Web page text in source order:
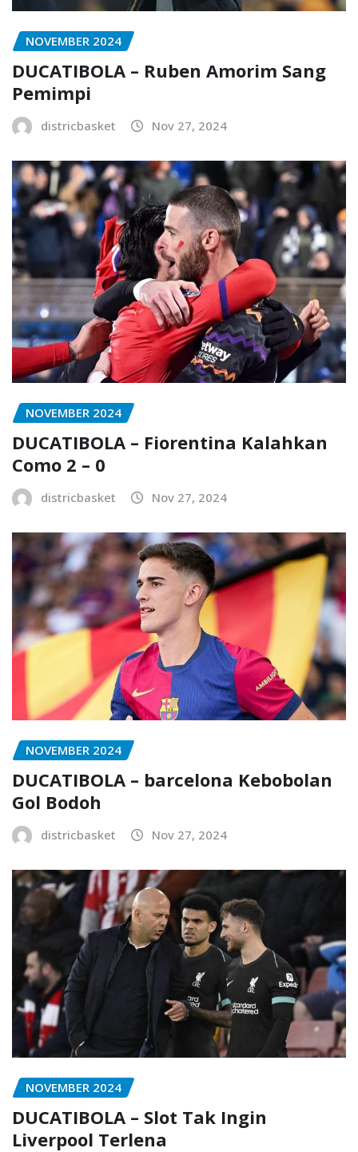
NOVEMBER 2024
DUCATIBOLA – Ruben Amorim Sang
Pemimpi
districbasket Nov 27, 2024
NOVEMBER 2024
DUCATIBOLA – Fiorentina Kalahkan
Como 2 – 0
districbasket Nov 27, 2024
NOVEMBER 2024
DUCATIBOLA – barcelona Kebobolan
Gol Bodoh
districbasket Nov 27, 2024
NOVEMBER 2024
DUCATIBOLA – Slot Tak Ingin
Liverpool Terlena